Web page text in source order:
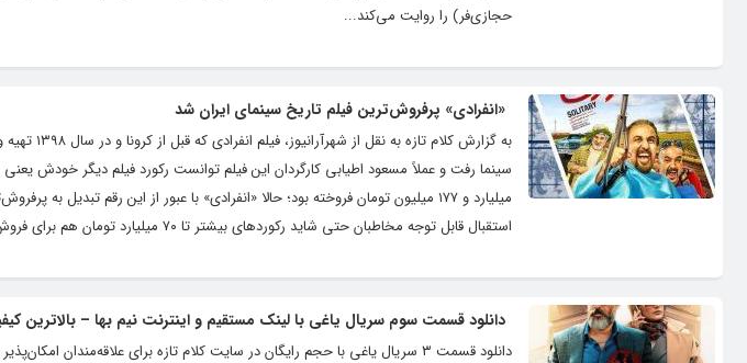
حجازی‌فر) را روایت می‌کند...
«انفرادی» پرفروش‌ترین فیلم تاریخ سینمای ایران شد
به گزارش
میلیارد و ۱۷۷ میلیون تومان فروخته بود؛ حالا «انفرادی» با عبور از این رقم تبدیل
استقبال قابل توجه مخاطبان حتی شاید رکورد‌های بیشتر تا ۷۰ میلیارد تومان هم برای فروش این فیلم دور از...
دانلود قسمت سوم سریال یاغی با لینک مستقیم و اینترنت نیم بها – بالاترین
دانلود قسمت ۳ سریال یاغی با حجم رایگان در سایت کلام تازه برای علاقه‌مندان